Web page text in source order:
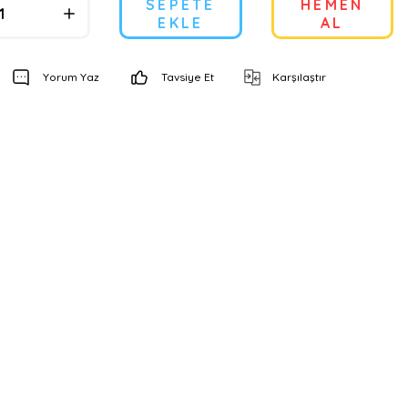
SEPETE
EKLE
HEMEN
AL
Yorum Yaz Tavsiye Et Karşılaştır